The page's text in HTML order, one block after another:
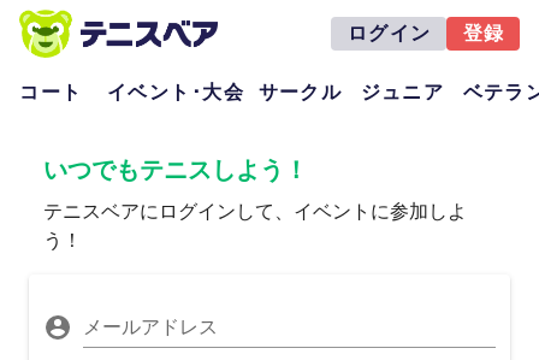
ログイン 登録
コート イベント･大会 サークル ジュニア ベテラ
いつでもテニスしよう！
テニスベアにログインして、イベントに参加しよ
う！
メールアドレス